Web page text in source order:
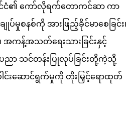
င်ငံ၏ ကော်လိုရက်တောကင်ဆာ ကာ
ပ်မှုစနစ်ကို အားဖြည့်ခိုင်မာစေခြင်း၊
၊ အကန့်အသတ်ရေးသားခြင်းနှင့်
ညာ သင်တန်းပြုလုပ်ခြင်းတို့ကဲ့သို့
ါင်းဆောင်ရွက်မှုကို တိုးမြှင့်ရောထုတ်